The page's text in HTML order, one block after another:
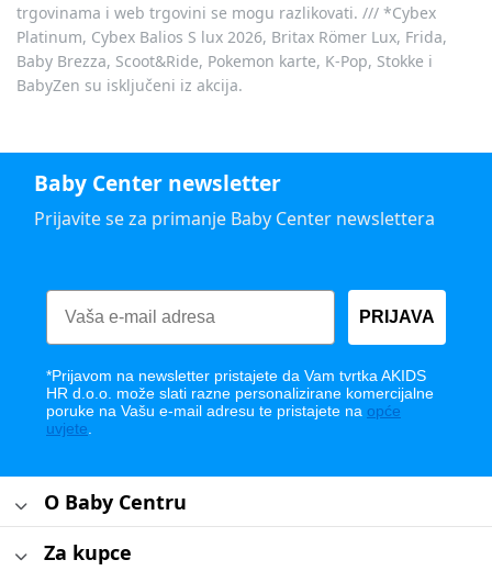
trgovinama i web trgovini se mogu razlikovati. /// *Cybex
Platinum, Cybex Balios S lux 2026, Britax Römer Lux, Frida,
Baby Brezza, Scoot&Ride, Pokemon karte, K-Pop, Stokke i
BabyZen su isključeni iz akcija.
Baby Center newsletter
Prijavite se za primanje Baby Center newslettera
PRIJAVA
*Prijavom na newsletter pristajete da Vam tvrtka AKIDS
HR d.o.o. može slati razne personalizirane komercijalne
poruke na Vašu e-mail adresu te pristajete na opće
uvjete
O Baby Centru
Za kupce